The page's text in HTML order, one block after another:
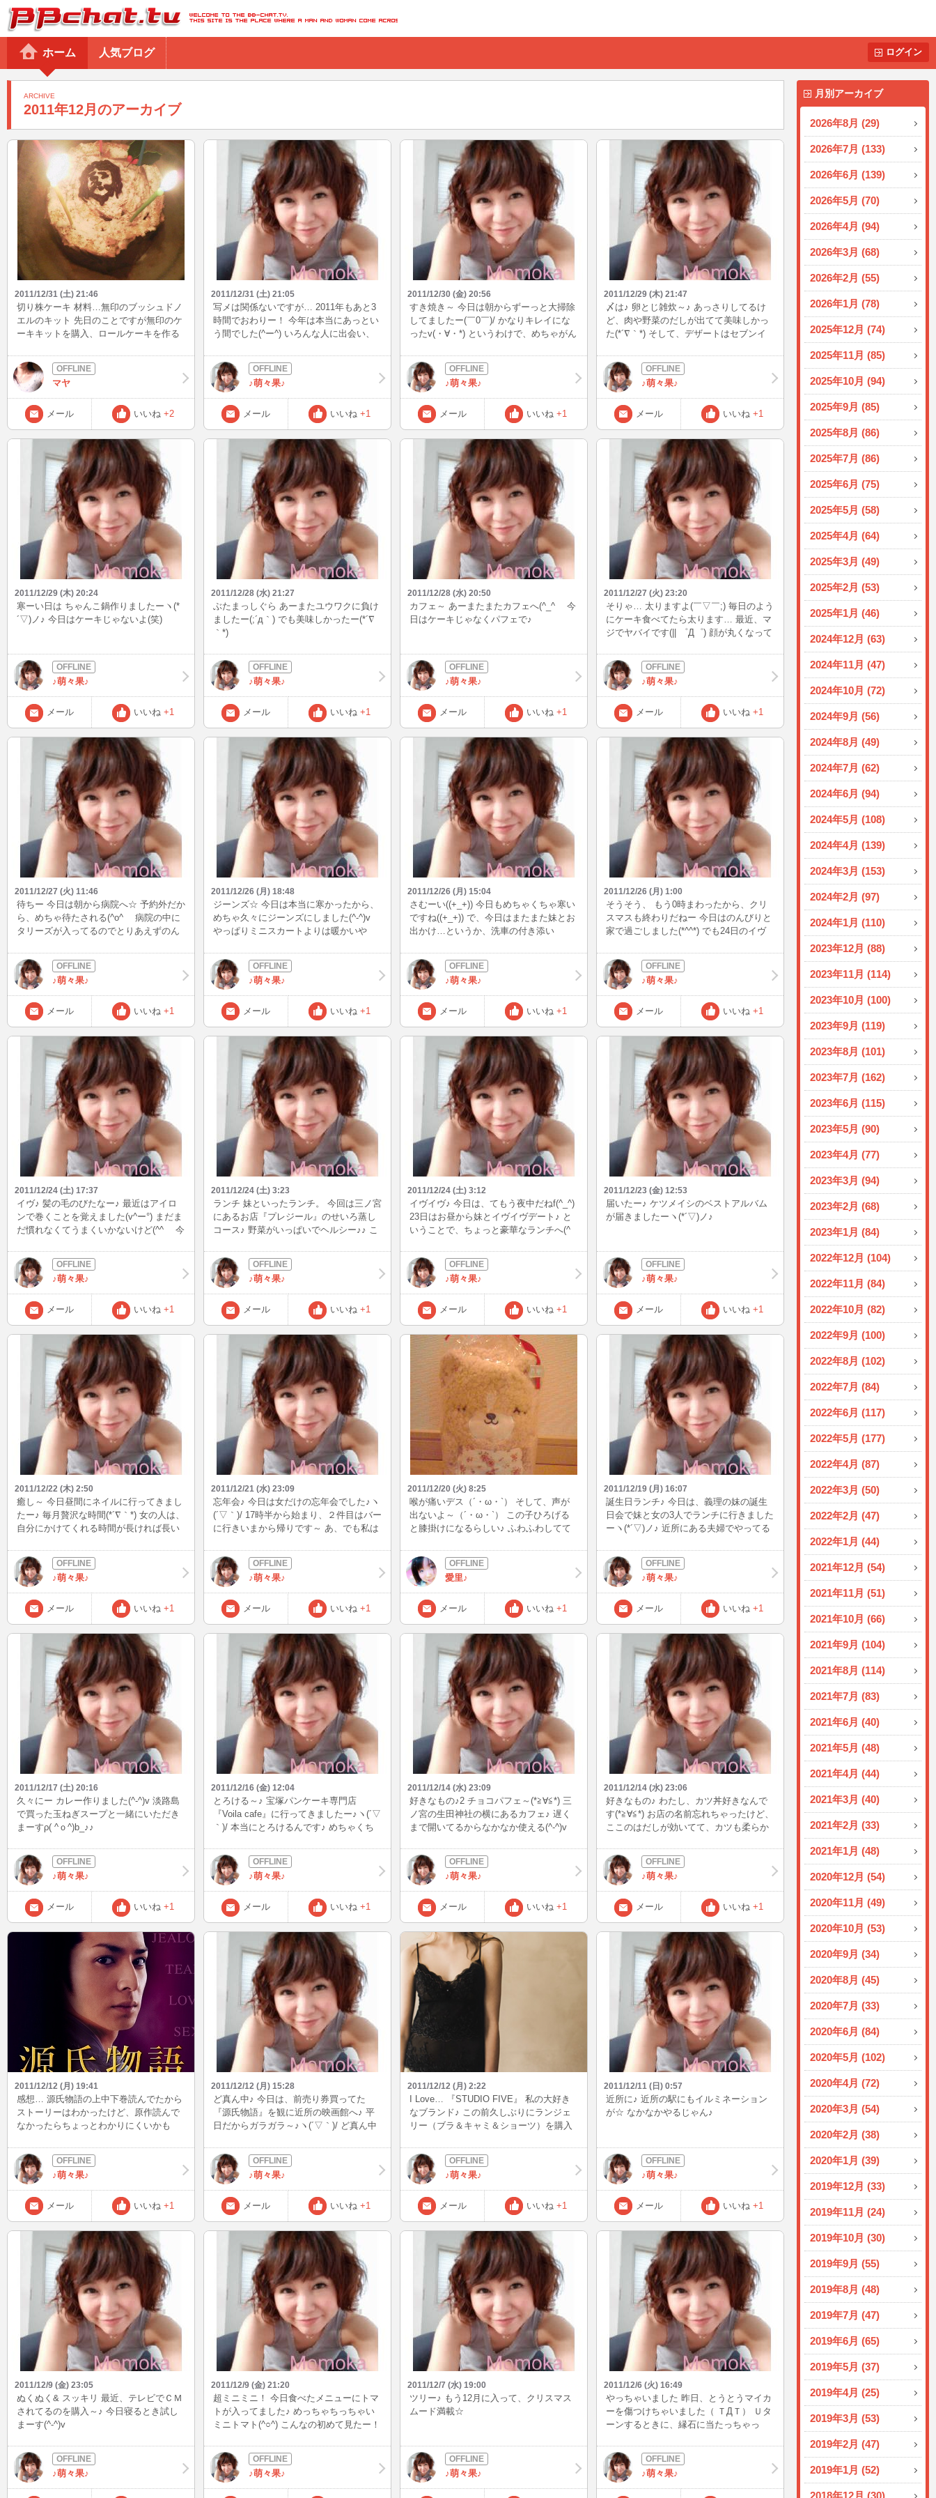
BBchatTV
ホーム 人気ブログ ログイン
月別アーカイブ
2026年8月 (29)
2026年7月 (133)
2026年6月 (139)
2026年5月 (70)
2026年4月 (94)
2026年3月 (68)
2026年2月 (55)
2026年1月 (78)
2025年12月 (74)
2025年11月 (85)
2025年10月 (94)
2025年9月 (85)
2025年8月 (86)
2025年7月 (86)
2025年6月 (75)
2025年5月 (58)
2025年4月 (64)
2025年3月 (49)
2025年2月 (53)
2025年1月 (46)
2024年12月 (63)
2024年11月 (47)
2024年10月 (72)
2024年9月 (56)
2024年8月 (49)
2024年7月 (62)
2024年6月 (94)
2024年5月 (108)
2024年4月 (139)
2024年3月 (153)
2024年2月 (97)
2024年1月 (110)
2023年12月 (88)
2023年11月 (114)
2023年10月 (100)
2023年9月 (119)
2023年8月 (101)
2023年7月 (162)
2023年6月 (115)
2023年5月 (90)
2023年4月 (77)
2023年3月 (94)
2023年2月 (68)
2023年1月 (84)
2022年12月 (104)
2022年11月 (84)
2022年10月 (82)
2022年9月 (100)
2022年8月 (102)
2022年7月 (84)
2022年6月 (117)
2022年5月 (177)
2022年4月 (87)
2022年3月 (50)
2022年2月 (47)
2022年1月 (44)
2021年12月 (54)
2021年11月 (51)
2021年10月 (66)
2021年9月 (104)
2021年8月 (114)
2021年7月 (83)
2021年6月 (40)
2021年5月 (48)
2021年4月 (44)
2021年3月 (40)
2021年2月 (33)
2021年1月 (48)
2020年12月 (54)
2020年11月 (49)
2020年10月 (53)
2020年9月 (34)
2020年8月 (45)
2020年7月 (33)
2020年6月 (84)
2020年5月 (102)
2020年4月 (72)
2020年3月 (54)
2020年2月 (38)
2020年1月 (39)
2019年12月 (33)
2019年11月 (24)
2019年10月 (30)
2019年9月 (55)
2019年8月 (48)
2019年7月 (47)
2019年6月 (65)
2019年5月 (37)
2019年4月 (25)
2019年3月 (53)
2019年2月 (47)
2019年1月 (52)
2018年12月 (30)
2011年12月のアーカイブ
ARCHIVE
2011/12/31 (土) 21:46
切り株ケーキ 材料…無印のブッシュドノ
エルのキット 先日のことですが無印のケ
ーキキットを購入、ロールケーキを作る
はとんでもなくいがんでいますが、キッ
トで作ったものなので味はよかったで
す。 一応クリスマスケーキということで
チョコペンでイエスの顔を描きました
が、自分の画力に問題があるせいで、ど
う頑張って描いても長髪＋ヒゲ＝麻原彰
晃のようになってしまいます。 ちなみに
ケーキを切るときは顔の部分から包丁で
切り裂いて六等分にしました。 イエスを
祝う聖誕祭にイエスの顔を切るという罰
当たりな行為をしてしまいました。
マヤ
メール いいね +2
2011/12/31 (土) 21:05
写メは関係ないですが… 2011年もあと3
時間でおわりー！ 今年は本当にあっとい
う間でした(^ー^) いろんな人に出会い、
れられない1年になりました( ￣▽￣) 夏
以降、なかなかBBもinできなかったけ
ど、それでも私とお話してくれた方、本
当にありがとうございましたm(__)m
2012年はもう少しがんばりたいと思いま
す♪ では、良いお年をo(*⌒O⌒)ｂ 新年も
よろしくお願いいたします(*^▽^*) 写メの
アイスはコンビニで買ったゴディバのイ
チゴチョコアイス☆ めちゃくちゃ美味し
いです～(*≧∀≦*)
♪萌々果♪
メール いいね +1
2011/12/30 (金) 20:56
すき焼き～ 今日は朝からずーっと大掃除
してましたー(￣0￣)/ かなりキレイにな
ったv(・∀・*) というわけで、めちゃがん
き焼き♪”にしました(o^-')b ! 〆はうどんを
入れて食べました(≧▽≦) 美味しかったー
(*´∇｀*)
♪萌々果♪
メール いいね +1
2011/12/29 (木) 21:47
〆は♪ 卵とじ雑炊～♪ あっさりしてるけ
ど、肉や野菜のだしが出てて美味しかっ
た(*´∇｀*) そして、デザートはセブンイ
♪萌々果♪
メール いいね +1
2011/12/29 (木) 20:24
寒ーい日は ちゃんこ鍋作りましたーヽ(*
´▽)ノ♪ 今日はケーキじゃないよ(笑)
♪萌々果♪
メール いいね +1
2011/12/28 (水) 21:27
ぶたまっしぐら あーまたユウワクに負け
ましたー(;´д｀) でも美味しかったー(*´∇
｀*)
♪萌々果♪
メール いいね +1
2011/12/28 (水) 20:50
カフェ～ あーまたまたカフェへ(^_^ゞ 今
日はケーキじゃなくパフェで♪
♪萌々果♪
メール いいね +1
2011/12/27 (火) 23:20
そりゃ… 太りますよ(￣▽￣;) 毎日のよう
にケーキ食べてたら太ります… 最近、マ
ジでヤバイです(|| ゜Д゜) 顔が丸くなって
診察で終わった… とりあえず入院は免れ
ました（´。｀)・・
♪萌々果♪
メール いいね +1
2011/12/27 (火) 11:46
待ちー 今日は朝から病院へ☆ 予約外だか
ら、めちゃ待たされる(^o^ゞ 病院の中に
タリーズが入ってるのでとりあえずのん
♪萌々果♪
メール いいね +1
2011/12/26 (月) 18:48
ジーンズ☆ 今日は本当に寒かったから、
めちゃ久々にジーンズにしました(^-^)v
やっぱりミニスカートよりは暖かいや
♪萌々果♪
メール いいね +1
2011/12/26 (月) 15:04
さむーい((+_+)) 今日もめちゃくちゃ寒い
ですね((+_+)) で、今日はまたまた妹とお
出かけ…というか、洗車の付き添い
きました♪ あと、電話帳やっと復活ρ( ^ｏ
^)b_♪♪
♪萌々果♪
メール いいね +1
2011/12/26 (月) 1:00
そうそう、 もう0時まわったから、クリ
スマスも終わりだねー 今日はのんびりと
家で過ごしました(*^^*) でも24日のイヴ
´∇｀*) そうそう、先週にまた電話帳が全
部消えてしまったのです(*ToT) でもま
ぁ、前回の失敗もありちゃんとバックア
ップもしてたんですが… ドコモがバック
アップ機能だけずっとメンテナンス中で
(^_^;) もう1週間私の電話帳は空っぽです
(>_<) というわけで、メールが届いても
全く誰かわかりません(;´д｀) ごめんなさ
い<(_ _*)> いつ復活するんだろ…
♪萌々果♪
メール いいね +1
2011/12/24 (土) 17:37
イヴ♪ 髪の毛のびたなー♪ 最近はアイロ
ンで巻くことを覚えました(v^ー°) まだま
だ慣れなくてうまくいかないけど(^^ゞ 今
ロングブーツで♪ ホワイトクリスマスに
なればいいなぁ(’-’*)♪
♪萌々果♪
メール いいね +1
2011/12/24 (土) 3:23
ランチ 妹といったランチ。 今回は三ノ宮
にあるお店『プレジール』のせいろ蒸し
コース♪ 野菜がいっぱいでヘルシー♪♪ こ
肉、ごはんにお味噌汁、デザートにコー
ヒーもついてます(o^－^o) お店の雰囲気
もよく、めちゃ美味しかった♪♪♪
♪萌々果♪
メール いいね +1
2011/12/24 (土) 3:12
イヴイヴ♪ 今日は、てもう夜中だねf(^_^)
23日はお昼から妹とイヴイヴデート♪ と
いうことで、ちょっと豪華なランチへ(^
ウロと約8時間もしてました(笑) 最近、本
当妹とお出かけが多い(^_^ゞ いちばん気
楽でいいけどね(*^^*) 妹であり、親友でも
あり♪ 写メは今日のお出かけスタイルで
した☆
♪萌々果♪
メール いいね +1
2011/12/23 (金) 12:53
届いたー♪ ケツメイシのベストアルバム
が届きましたーヽ(*´▽)ノ♪
♪萌々果♪
メール いいね +1
2011/12/22 (木) 2:50
癒し～ 今日昼間にネイルに行ってきまし
たー♪ 毎月贅沢な時間(*´∇｀*) 女の人は、
自分にかけてくれる時間が長ければ長い
てません…ていうかできません。。。 精
神的にちょっと参ってます(ノ_・,) 体調
もまちまちだし(>_<) で、ストレス発散
のため、妹とランチやら買い物やら行き
まくってます(^_^ゞ まあでもそんなのた
だの言い訳で、グータラ生活から抜け出
せないだけなのかもしれない(;´д｀) もう
すぐ今年も終わり… どうしたいのか何を
したいのかゆっくり考えて、来年はがん
ばりたいと思います(￣0￣)/ おやすみな
さい(+.+)(-.-)(__)..zzZZ
♪萌々果♪
メール いいね +1
2011/12/21 (水) 23:09
忘年会♪ 今日は女だけの忘年会でした♪ヽ
(´▽｀)/ 17時半から始まり、２件目はバー
に行きいまから帰りです～ あ、でも私は
♪萌々果♪
メール いいね +1
2011/12/20 (火) 8:25
喉が痛いデス（´・ω・`） そして、声が
出ないよ～（´・ω・`） この子ひろげる
と膝掛けになるらしい♪ ふわふわしてて
かいな・+゜・。（*´∀｀*）・゜+。+・
愛里(人・ω・)☆.+゜
愛里♪
メール いいね +1
2011/12/19 (月) 16:07
誕生日ランチ♪ 今日は、義理の妹の誕生
日会で妹と女の3人でランチに行きました
ーヽ(*´▽)ノ♪ 近所にある夫婦でやってる
うこてとで、ケーキをプレゼントしてく
れました♪ 料理も美味しかったし、女3人
でおしゃべりもして楽しかった(*^^*) 義理
の妹は25歳になりました☆ わかーーーー
ーい(笑)
♪萌々果♪
メール いいね +1
2011/12/17 (土) 20:16
久々にー カレー作りました(^-^)v 淡路島
で買った玉ねぎスープと一緒にいただき
まーすρ( ^ｏ^)b_♪♪
♪萌々果♪
メール いいね +1
2011/12/16 (金) 12:04
とろける～♪ 宝塚パンケーキ専門店
『Voila cafe』に行ってきましたー♪ヽ(´▽
｀)/ 本当にとろけるんです♪ めちゃくち
♪萌々果♪
メール いいね +1
2011/12/14 (水) 23:09
好きなもの♪2 チョコパフェ～(*≧∀≦*) 三
ノ宮の生田神社の横にあるカフェ♪ 遅く
まで開いてるからなかなか使える(^-^)v
♪萌々果♪
メール いいね +1
2011/12/14 (水) 23:06
好きなもの♪ わたし、カツ丼好きなんで
す(*≧∀≦*) お店の名前忘れちゃったけど、
ここのはだしが効いてて、カツも柔らか
♪萌々果♪
メール いいね +1
2011/12/12 (月) 19:41
感想… 源氏物語の上中下巻読んでたから
ストーリーはわかったけど、原作読んで
なかったらちょっとわかりにくいかも
か難しいよね…
♪萌々果♪
メール いいね +1
2011/12/12 (月) 15:28
ど真ん中♪ 今日は、前売り券買ってた
『源氏物語』を観に近所の映画館へ♪ 平
日だからガラガラ～♪ヽ(´▽｀)/ ど真ん中
いぶ前に本を読んだことがあるから、映
画だとどんなふうになるか楽しみo(^o^)o
いまから始まりまーす(*^O^*)
♪萌々果♪
メール いいね +1
2011/12/12 (月) 2:22
I Love… 『STUDIO FIVE』 私の大好き
なブランド♪ この前久しぶりにランジェ
リー（ブラ＆キャミ＆ショーツ）を購入
デザインや繊細なレースがとっても可愛
いSTUDIO FIVE♪ コレクションごとに物
語があって、女の子にしかわからない世
界があります(*≧∀≦*) 本当、自己満足なん
です(*´∀`)♪ ちなみに写真はサイトからダ
ウンロード☆
♪萌々果♪
メール いいね +1
2011/12/11 (日) 0:57
近所に♪ 近所の駅にもイルミネーション
が☆ なかなかやるじゃん♪
♪萌々果♪
メール いいね +1
2011/12/9 (金) 23:05
ぬくぬく& スッキリ 最近、テレビでＣＭ
されてるのを購入～♪ 今日寝るとき試し
まーす(^-^)v
♪萌々果♪
2011/12/9 (金) 21:20
超ミニミニ！ 今日食べたメニューにトマ
トが入ってました♪ めっちゃちっちゃい
ミニトマト(^○^) こんなの初めて見たー！
♪萌々果♪
2011/12/7 (水) 19:00
ツリー♪ もう12月に入って、クリスマス
ムード満載☆
♪萌々果♪
2011/12/6 (火) 16:49
やっちゃいました 昨日、とうとうマイカ
ーを傷つけちゃいました（ ＴДＴ） Ｕタ
ーンするときに、縁石に当たっちゃっ
えてくれたにもかかわらず、反応がワン
テンポ遅い私は…(*ToT) というわけで、
今日MITSUBISHIに行ってみてもらった
ら、"タッチペンで隠せるよ"とのこと。
♪萌々果♪